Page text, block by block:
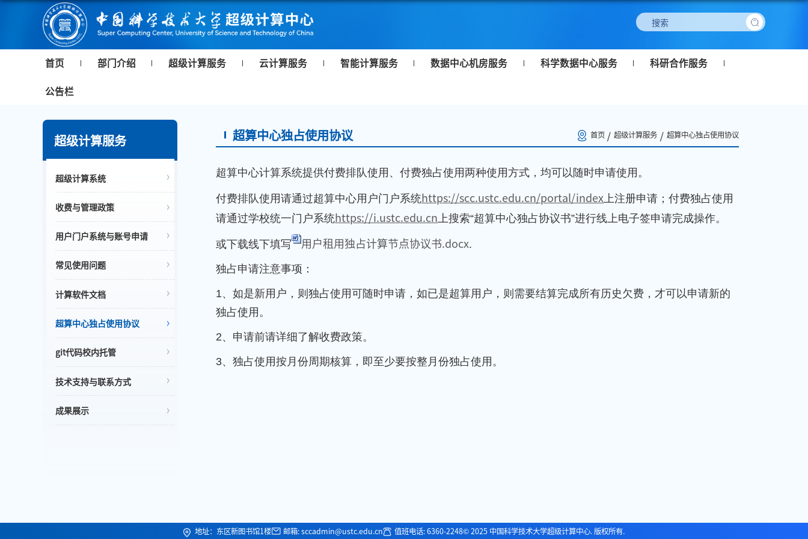
首页 部门介绍 超级计算服务 云计算服务 智能计算服务 数据中心机房服务 科学数据中心服务 科研合作服务
公告栏
超级计算服务
超级计算系统
收费与管理政策
用户门户系统与账号申请
常见使用问题
计算软件文档
超算中心独占使用协议
git代码校内托管
技术支持与联系方式
成果展示
首页 超级计算服务 超算中心独占使用协议
超算中心独占使用协议
超算中心计算系统提供付费排队使用、付费独占使用两种使用方式，均可以随时申请使用。
付费排队使用请通过超算中心用户门户系统https://scc.ustc.edu.cn/portal/index 上注册申请；付费独占使用
请通过学校统一门户系统https://i.ustc.edu.cn 上搜索“超算中心独占协议书”进行线上电子签申请完成操作。
或下载线下填写 用户租用独占计算节点协议书.docx.
独占申请注意事项：
1、如是新用户，则独占使用可随时申请，如已是超算用户，则需要结算完成所有历史欠费，才可以申请新的
独占使用。
2、申请前请详细了解收费政策。
3、独占使用按月份周期核算，即至少要按整月份独占使用。
地址：东区新图书馆1楼 邮箱: sccadmin@ustc.edu.cn 值班电话: 6360-2248© 2025 中国科学技术大学超级计算中心. 版权所有.